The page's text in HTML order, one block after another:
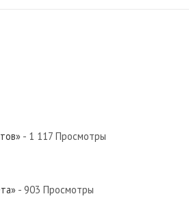
- 1 117 Просмотры
- 903 Просмотры